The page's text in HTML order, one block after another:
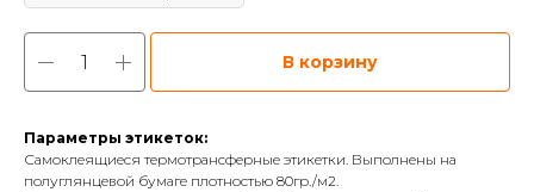
В корзину
Параметры этикеток:
Самоклеящиеся термотрансферные этикетки. Выполнены на
полуглянцевой бумаге плотностью 80гр./м2.